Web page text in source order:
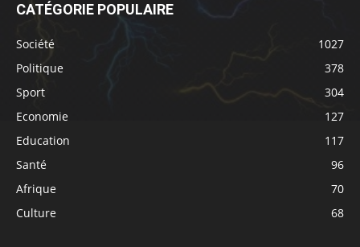
CATÉGORIE POPULAIRE
Société
1027
Politique
378
Sport
304
Economie
127
Education
117
Santé
96
Afrique
70
Culture
68